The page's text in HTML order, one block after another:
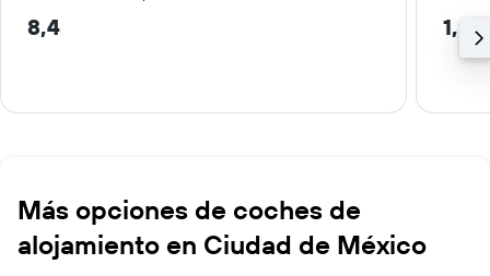
8,4 1,2
Más opciones de coches de
alojamiento en Ciudad de México